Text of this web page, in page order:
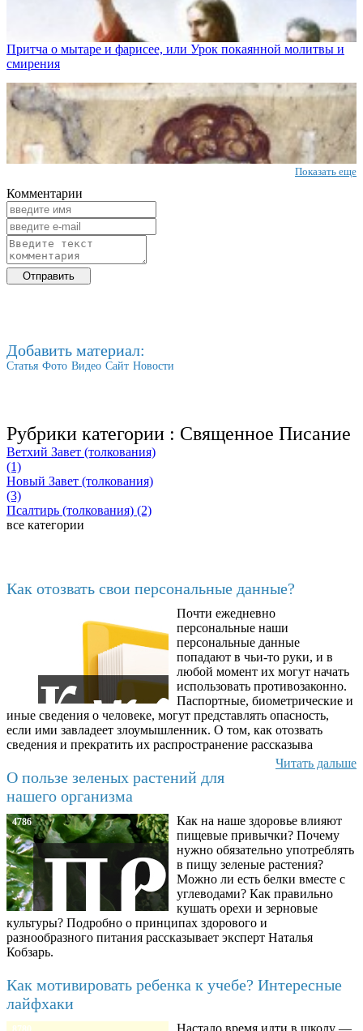
Притча о мытаре и фарисее, или Урок покаянной молитвы и
смирения
Показать еще
Комментарии
Добавить материал:
Статья Фото Видео Сайт Новости
Рубрики категории : Священное Писание
Ветхий Завет (толкования)
(1)
Новый Завет (толкования)
(3)
Псалтирь (толкования) (2)
все категории
Как отозвать свои персональные данные?
Почти ежедневно
персональные наши
персональные данные
попадают в чьи-то руки, и в
любой момент их могут начать
использовать противозаконно.
Паспортные, биометрические и
иные сведения о человеке, могут представлять опасность,
если ими завладеет злоумышленник. О том, как отозвать
сведения и прекратить их распространение рассказыва
Читать дальше
О пользе зеленых растений для
нашего организма
4786
Как на наше здоровье влияют
пищевые привычки? Почему
нужно обязательно употреблять
в пищу зеленые растения?
Можно ли есть белки вместе с
углеводами? Как правильно
кушать орехи и зерновые
культуры? Подробно о принципах здорового и
разнообразного питания рассказывает эксперт Наталья
Кобзарь.
Как мотивировать ребенка к учебе? Интересные
лайфхаки